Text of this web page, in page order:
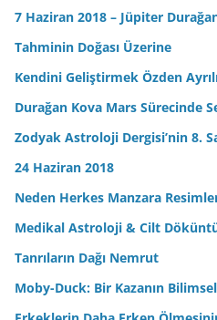
7 Haziran 2018 – Jüpiter
Tahminin Doğası Üzerine
Kendini Geliştirmek Özden
Durağan Kova Mars Sürecinde
Zodyak Astroloji Dergisi’nin 8.
24 Haziran 2018
Neden Herkes Manzara
Medikal Astroloji & Cilt
Tanrıların Dağı Nemrut
Moby-Duck: Bir Kazanın